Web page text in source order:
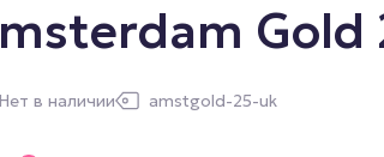
Gold
Нет в наличии amstgold-25-uk